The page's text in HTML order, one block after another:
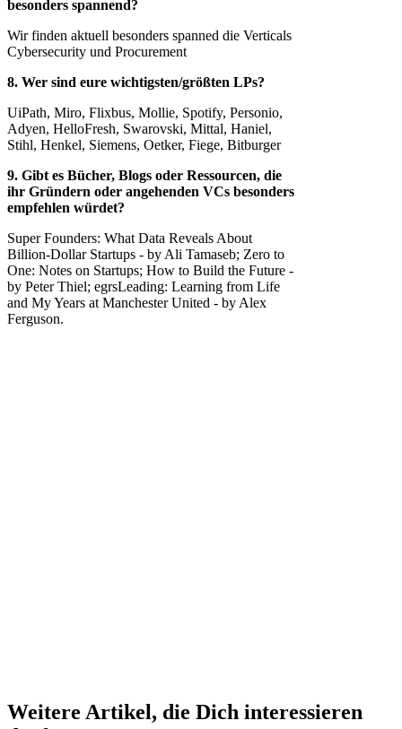
besonders spannend?
Wir finden aktuell besonders spanned die Verticals
Cybersecurity und Procurement
8. Wer sind eure wichtigsten/größten LPs?
UiPath, Miro, Flixbus, Mollie, Spotify, Personio,
Adyen, HelloFresh, Swarovski, Mittal, Haniel,
Stihl, Henkel, Siemens, Oetker, Fiege, Bitburger
9. Gibt es Bücher, Blogs oder Ressourcen, die
ihr Gründern oder angehenden VCs besonders
empfehlen würdet?
Super Founders: What Data Reveals About
Billion-Dollar Startups - by Ali Tamaseb; Zero to
One: Notes on Startups; How to Build the Future -
by Peter Thiel; egrsLeading: Learning from Life
and My Years at Manchester United - by Alex
Ferguson.
Weitere Artikel, die Dich interessieren